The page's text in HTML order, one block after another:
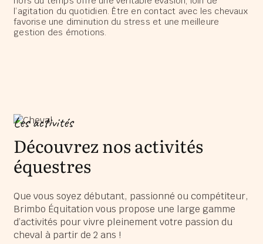
l’agitation du quotidien. Être en contact avec les chevaux
favorise une diminution du stress et une meilleure
gestion des émotions.
Les activités
Découvrez nos activités
équestres
Que vous soyez débutant, passionné ou compétiteur,
Brimbo Équitation vous propose une large gamme
d’activités pour vivre pleinement votre passion du
cheval à partir de 2 ans !